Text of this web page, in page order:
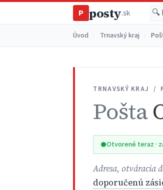
P posty.sk
Úvod Trnavský kraj
TRNAVSKÝ KRAJ /
Pošta
Otvorené teraz ·
Adresa, otváracia
doporučenú